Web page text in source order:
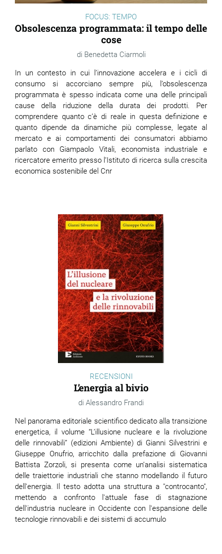
FOCUS: TEMPO
Obsolescenza programmata: il tempo delle
cose
Benedetta Ciarmoli
In un contesto in cui l’innovazione accelera e i cicli di
consumo si accorciano sempre più, l’obsolescenza
programmata è spesso indicata come una delle principali
cause della riduzione della durata dei prodotti. Per
comprendere quanto c’è di reale in questa definizione e
quanto dipende da dinamiche più complesse, legate al
mercato e ai comportamenti dei consumatori abbiamo
parlato con Giampaolo Vitali, economista industriale e
ricercatore emerito presso l’Istituto di ricerca sulla crescita
economica sostenibile del Cnr
RECENSIONI
L’energia al bivio
Alessandro Frandi
Nel panorama editoriale scientifico dedicato alla transizione
energetica, il volume “L’illusione nucleare e la rivoluzione
delle rinnovabili” (edizioni Ambiente) di Gianni Silvestrini e
Giuseppe Onufrio, arricchito dalla prefazione di Giovanni
Battista Zorzoli, si presenta come un’analisi sistematica
delle traiettorie industriali che stanno modellando il futuro
dell'energia. Il testo adotta una struttura a "controcanto",
mettendo a confronto l'attuale fase di stagnazione
dell'industria nucleare in Occidente con l'espansione delle
tecnologie rinnovabili e dei sistemi di accumulo